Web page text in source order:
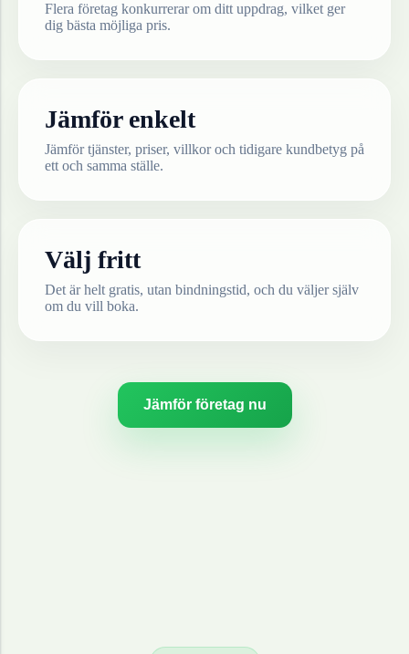
Flera företag konkurrerar om ditt uppdrag, vilket ger
dig bästa möjliga pris.
Jämför enkelt
Jämför tjänster, priser, villkor och tidigare kundbetyg på
ett och samma ställe.
Välj fritt
Det är helt gratis, utan bindningstid, och du väljer själv
om du vill boka.
Jämför företag nu